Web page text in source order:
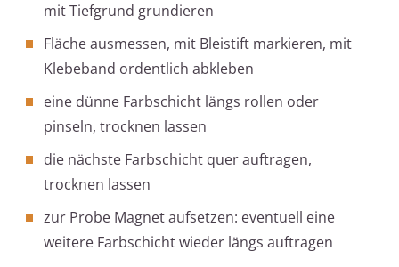
mit Tiefgrund grundieren
Fläche ausmessen, mit Bleistift markieren, mit
Klebeband ordentlich abkleben
eine dünne Farbschicht längs rollen oder
pinseln, trocknen lassen
die nächste Farbschicht quer auftragen,
trocknen lassen
zur Probe Magnet aufsetzen: eventuell eine
weitere Farbschicht wieder längs auftragen